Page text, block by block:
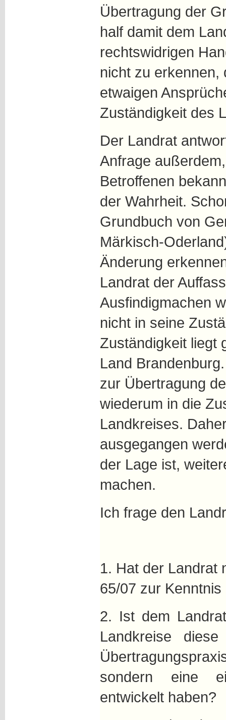
Übertragung der
half damit dem
rechtswidrigen
nicht zu erkennen,
etwaigen
Zuständigkeit des
Der Landrat
Anfrage
Betroffenen
der Wahrheit.
Grundbuch von
Märkisch-
Änderung
Landrat der
Ausfindigmachen
nicht in seine
Zuständigkeit liegt
Land
zur Übertragung
wiederum in die
Landkreises.
ausgegangen
der Lage ist,
machen.
Ich frage den
1. Hat der Landrat
65/07 zur
2. Ist dem
Landkreise
sondern eine
entwickelt haben?